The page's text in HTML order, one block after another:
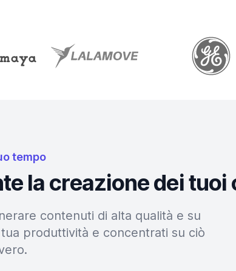
tempo
la creazione dei tuoi
contenuti di alta qualità e su
produttività e concentrati su ciò